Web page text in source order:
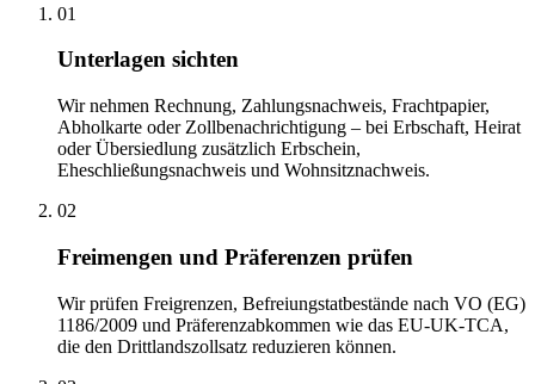
01
Unterlagen sichten
Wir nehmen Rechnung, Zahlungsnachweis, Frachtpapier,
Abholkarte oder Zollbenachrichtigung – bei Erbschaft, Heirat
oder Übersiedlung zusätzlich Erbschein,
Eheschließungsnachweis und Wohnsitznachweis.
02
Freimengen und Präferenzen prüfen
Wir prüfen Freigrenzen, Befreiungstatbestände nach VO (EG)
1186/2009 und Präferenzabkommen wie das EU-UK-TCA,
die den Drittlandszollsatz reduzieren können.